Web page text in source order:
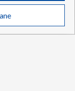
Ciebie
IP, identyfikatory